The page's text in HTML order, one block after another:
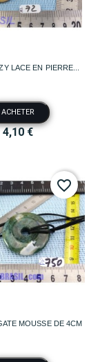
LACE EN PIERRE...
ACHETER
4,10 €
MOUSSE DE 4CM
favorite_border